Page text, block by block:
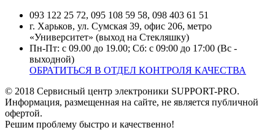
093 122 25 72, 095 108 59 58, 098 403 61 51
г. Харьков, ул. Сумская 39, офис 206, метро
«Университет» (выход на Стекляшку)
Пн-Пт: с 09.00 до 19.00; Сб: с 09:00 до 17:00 (Вс -
выходной)
ОБРАТИТЬСЯ В ОТДЕЛ КОНТРОЛЯ КАЧЕСТВА
© 2018 Сервисный центр электроники SUPPORT-PRO.
Информация, размещенная на сайте, не является публичной
офертой.
Решим проблему быстро и качественно!